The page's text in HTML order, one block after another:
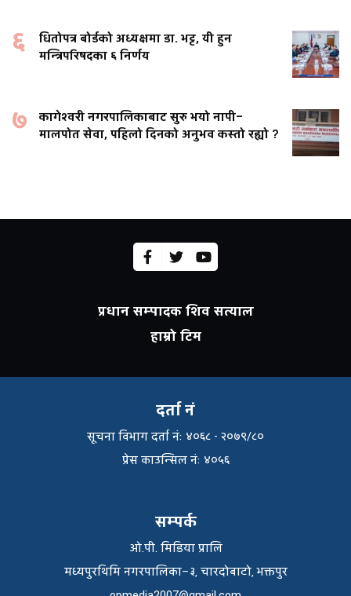
६
धितोपत्र बोर्डको अध्यक्षमा डा. भट्ट, यी हुन
मन्त्रिपरिषदका ६ निर्णय
७
कागेश्वरी नगरपालिकाबाट सुरु भयो नापी–
मालपोत सेवा, पहिलो दिनको अनुभव कस्तो रह्यो ?
प्रधान सम्पादक शिव सत्याल
हाम्रो टिम
दर्ता नं
सूचना विभाग दर्ता नंः ४०६८ - २०७९/८०
प्रेस काउन्सिल नंः ४०५६
सम्पर्क
ओ.पी. मिडिया प्रालि
मध्यपुरथिमि नगरपालिका–३, चारदोबाटो, भक्तपुर